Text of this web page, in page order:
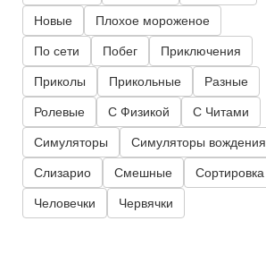
Новые Плохое мороженое
По сети Побег Приключения
Приколы Прикольные Разные
Ролевые С Физикой С Читами
Симуляторы Симуляторы вождения
Слизарио Смешные Сортировка
Человечки Червячки